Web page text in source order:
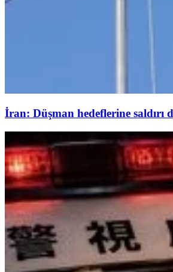
İran: Düşman hedeflerine saldırı